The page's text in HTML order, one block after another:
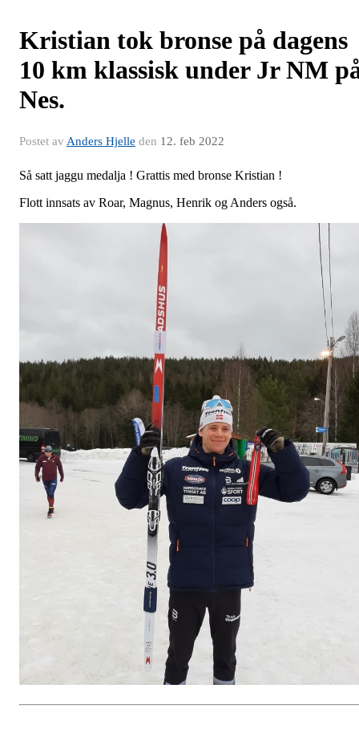
Kristian tok bronse på dagens
10 km klassisk under Jr NM
Nes.
Postet av Anders Hjelle den 12. feb 2022
Så satt jaggu medalja ! Grattis med bronse Kristian !
Flott innsats av Roar, Magnus, Henrik og Anders også.